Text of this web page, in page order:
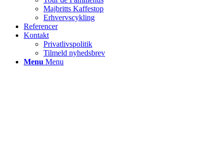
Majbritts Kaffestop
Erhvervscykling
Referencer
Kontakt
Privatlivspolitik
Tilmeld nyhedsbrev
Menu Menu